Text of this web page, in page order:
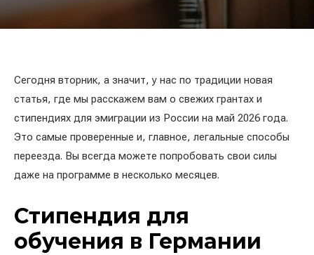
Сегодня вторник, а значит, у нас по традиции новая
статья, где мы расскажем вам о свежих грантах и
стипендиях для эмиграции из России на май 2026 года.
Это самые проверенные и, главное, легальные способы
переезда. Вы всегда можете попробовать свои силы
даже на программе в несколько месяцев.
Стипендия для
обучения в Германии